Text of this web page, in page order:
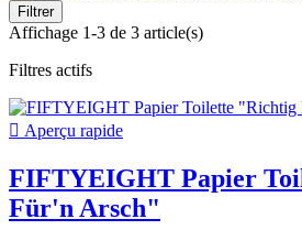
Filtrer
Affichage 1-3 de 3 article(s)
Filtres actifs
 Aperçu rapide
FIFTYEIGHT Papier
Für'n Arsch"